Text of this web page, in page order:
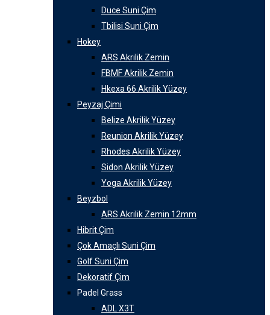
Duce Suni Çim
Tbilisi Suni Çim
Hokey
ARS Akrilik Zemin
FBMF Akrilik Zemin
Hkexa 66 Akrilik Yüzey
Peyzaj Çimi
Belize Akrilik Yüzey
Reunion Akrilik Yüzey
Rhodes Akrilik Yüzey
Sidon Akrilik Yüzey
Yoga Akrilik Yüzey
Beyzbol
ARS Akrilik Zemin 12mm
Hibrit Çim
Çok Amaçlı Suni Çim
Golf Suni Çim
Dekoratif Çim
Padel Grass
ADL X3T